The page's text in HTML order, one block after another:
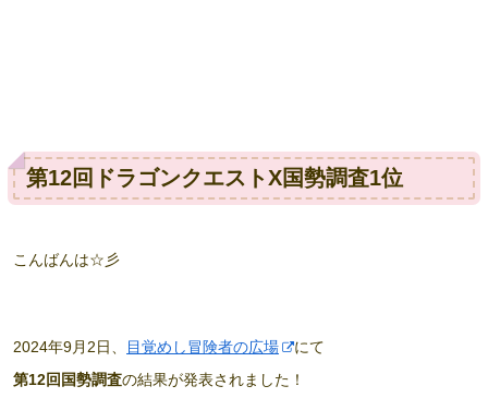
第12回ドラゴンクエストX国勢調査1位
こんばんは☆彡
2024年9月2日、 目覚めし冒険者の広場
にて
第12回国勢調査の結果が発表されました！